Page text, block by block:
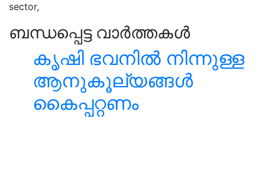
sector,
ബന്ധപ്പെട്ട വാർത്തകൾ
കൃഷി ഭവനിൽ നിന്നുള്ള
ആനുകൂല്യങ്ങൾ
കൈപ്പറ്റണം